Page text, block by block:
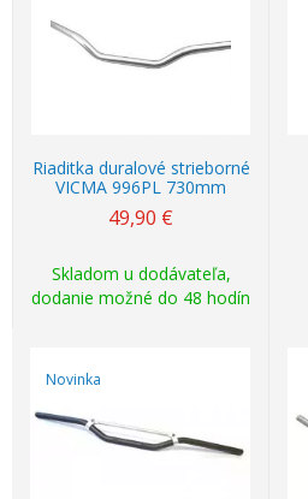
Riaditka duralové strieborné
VICMA 996PL 730mm
49,90 €
Skladom u dodávateľa,
dodanie možné do 48 hodín
Novinka